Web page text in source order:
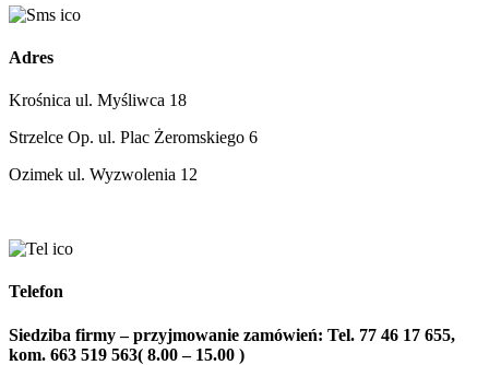
Adres
Krośnica ul. Myśliwca 18
Strzelce Op. ul. Plac Żeromskiego 6
Ozimek ul. Wyzwolenia 12
Telefon
Siedziba firmy – przyjmowanie zamówień: Tel. 77 46 17 655,
kom. 663 519 563( 8.00 – 15.00 )